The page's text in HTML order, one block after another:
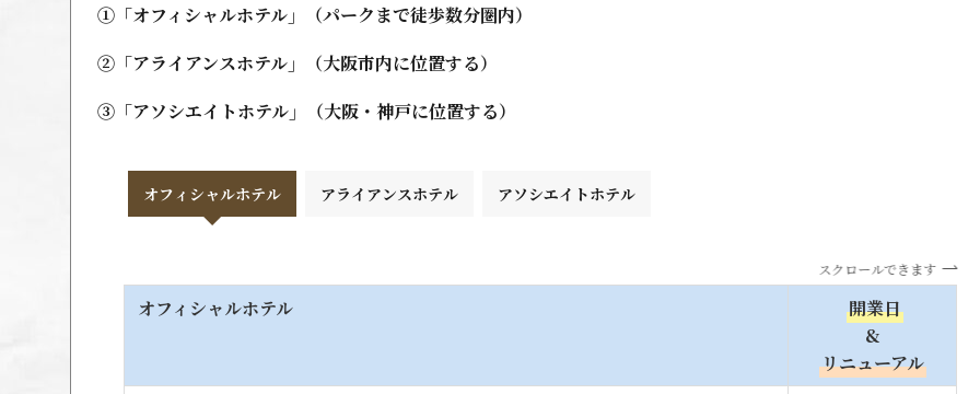
①「オフィシャルホテル」（パークまで徒歩数分圏内）
②「アライアンスホテル」（大阪市内に位置する）
③「アソシエイトホテル」（大阪・神戸に位置する）
オフィシャルホテル アライアンスホテル アソシエイトホテル
スクロールできます
オフィシャルホテル
開業日
&
リニューアル